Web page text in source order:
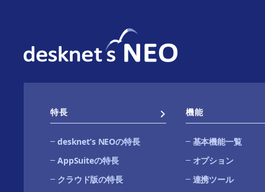
特長
desknetʼs NEOの特長
AppSuiteの特長
クラウド版の特長
機能
基本機能一覧
オプション
連携ツール